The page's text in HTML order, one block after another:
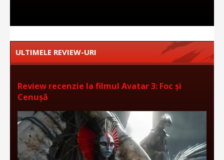
ULTIMELE REVIEW-URI
Review recenzie la filmul Avatar 3: Foc și
Cenușă